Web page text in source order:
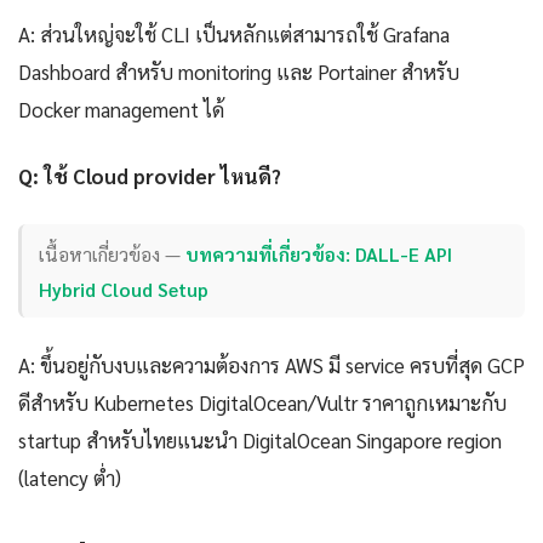
A: ส่วนใหญ่จะใช้ CLI เป็นหลักแต่สามารถใช้ Grafana
Dashboard สำหรับ monitoring และ Portainer สำหรับ
Docker management ได้
Q: ใช้ Cloud provider ไหนดี?
เนื้อหาเกี่ยวข้อง — บทความที่เกี่ยวข้อง: DALL-E API
Hybrid Cloud Setup
A: ขึ้นอยู่กับงบและความต้องการ AWS มี service ครบที่สุด GCP
ดีสำหรับ Kubernetes DigitalOcean/Vultr ราคาถูกเหมาะกับ
startup สำหรับไทยแนะนำ DigitalOcean Singapore region
(latency ต่ำ)